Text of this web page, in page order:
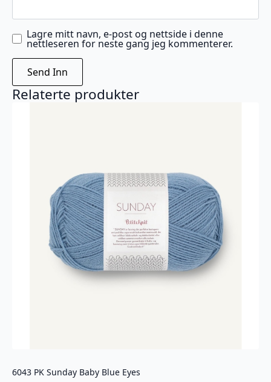
Lagre mitt navn, e-post og nettside i denne
nettleseren for neste gang jeg kommenterer.
Relaterte produkter
6043 PK Sunday Baby Blue Eyes